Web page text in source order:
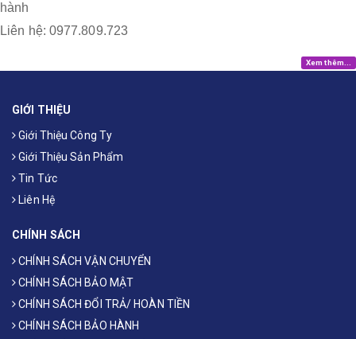
hành
Liên hệ: 0977.809.723
Xem thêm...
GIỚI THIỆU
Giới Thiệu Công Ty
Giới Thiệu Sản Phẩm
Tin Tức
Liên Hệ
CHÍNH SÁCH
CHÍNH SÁCH VẬN CHUYỂN
CHÍNH SÁCH BẢO MẬT
CHÍNH SÁCH ĐỔI TRẢ/ HOÀN TIỀN
CHÍNH SÁCH BẢO HÀNH